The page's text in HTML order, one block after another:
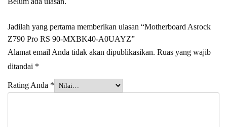
Jadilah yang pertama memberikan ulasan “Motherboard Asrock
Z790 Pro RS 90-MXBK40-A0UAYZ”
Alamat email Anda tidak akan dipublikasikan. Ruas yang wajib
ditandai *
Rating Anda *